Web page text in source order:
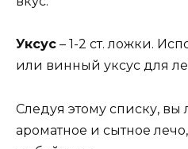
Уксус – 1-2 ст. ложки.
или винный уксус для
Следуя этому списку, вы
ароматное и сытное